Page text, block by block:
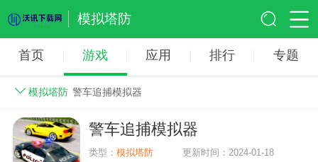
模拟塔防
首页 游戏 应用 排行 专题
模拟塔防 警车追捕模拟器
警车追捕模拟器
类型：模拟塔防 更新时间：2024-01-18